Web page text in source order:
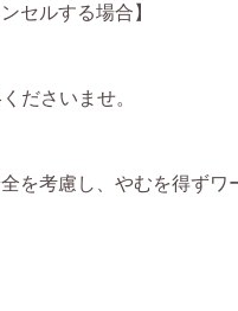
セルする場合】
ださいませ。
を考慮し、やむを得ずワ